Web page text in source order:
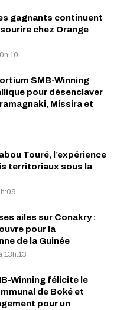
gagnants continuent
chez Orange
SMB-Winning
pour désenclaver
Missira et
Touré, l’expérience
territoriaux sous la
ailes sur Conakry :
pour la
de la Guinée
13h:13
Winning félicite le
de Boké et
pour un